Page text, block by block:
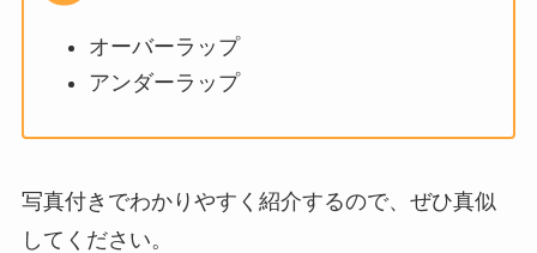
オーバーラップ
アンダーラップ
写真付きでわかりやすく紹介するので、ぜひ真似
してください。